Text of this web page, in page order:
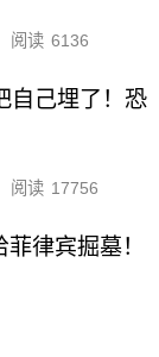
阅读 6136
自己埋了！恐
阅读 17756
律宾掘墓！